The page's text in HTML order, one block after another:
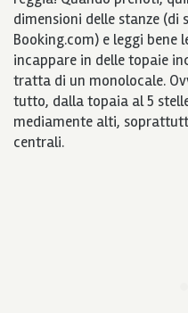
dimensioni delle stanze (di
Booking.com) e leggi bene
incappare in delle topaie
tratta di un monolocale.
tutto, dalla topaia al 5
mediamente alti,
centrali.